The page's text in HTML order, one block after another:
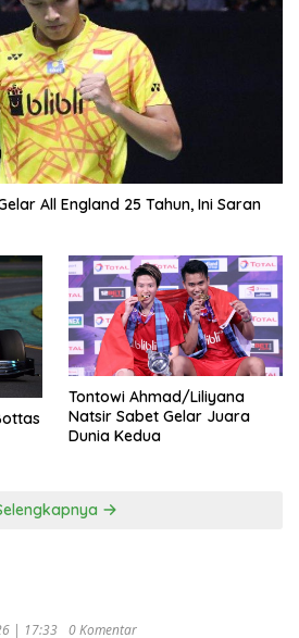
All England 25 Tahun, Ini Saran
Tontowi Ahmad/Liliyana
Natsir Sabet Gelar Juara
Dunia Kedua
| 17:33 0 Komentar